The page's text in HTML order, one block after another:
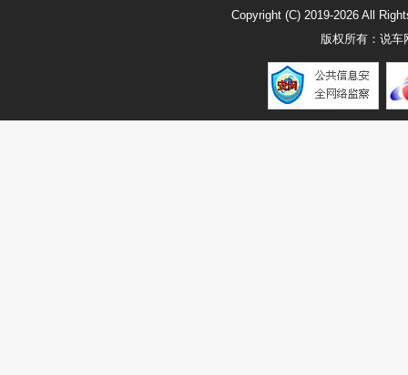
Copyright (C) 2019-2026 All
版权所有：说车